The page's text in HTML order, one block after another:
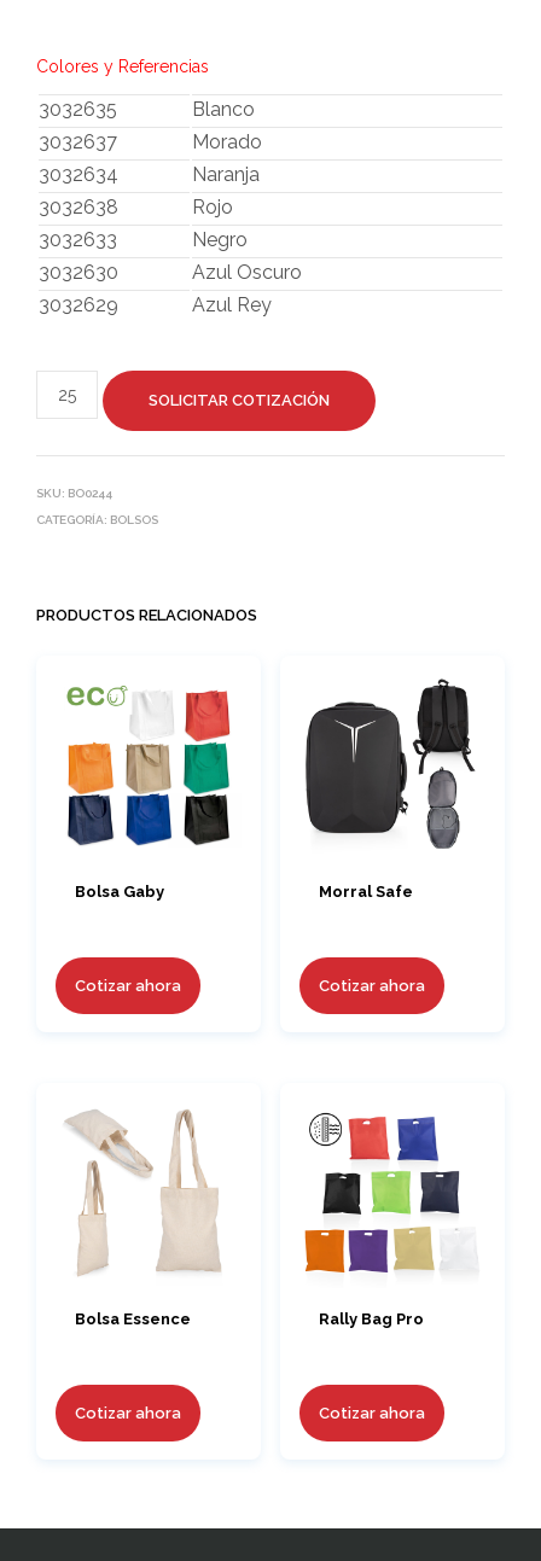
Colores y Referencias
3032635
Blanco
3032637
Morado
3032634
Naranja
3032638
Rojo
3032633
Negro
3032630
Azul Oscuro
3032629
Azul Rey
SOLICITAR COTIZACIÓN
SKU: BO0244
CATEGORÍA: BOLSOS
PRODUCTOS RELACIONADOS
Bolsa Gaby
Cotizar ahora
Morral Safe
Cotizar ahora
Bolsa Essence
Cotizar ahora
Rally Bag Pro
Cotizar ahora